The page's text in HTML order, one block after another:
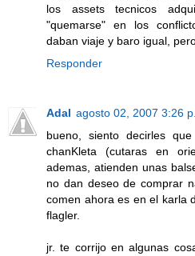
los assets tecnicos
"quemarse" en los
daban viaje y baro igual,
Responder
Adal agosto 02, 2007 3:26 p.
bueno, siento decirles
chanKleta (cutaras en
ademas, atienden unas
no dan deseo de comprar
comen ahora es en el karla
flagler.
jr. te corrijo en algunas